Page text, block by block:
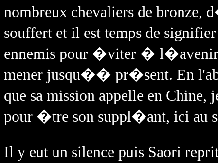
nombreux chevaliers de bronze,
souffert et il est temps de
ennemis pour �viter � l�avenir
mener jusqu�� pr�sent. En
que sa mission appelle en
pour �tre son suppl�ant, ici au
Il y eut un silence puis Saori